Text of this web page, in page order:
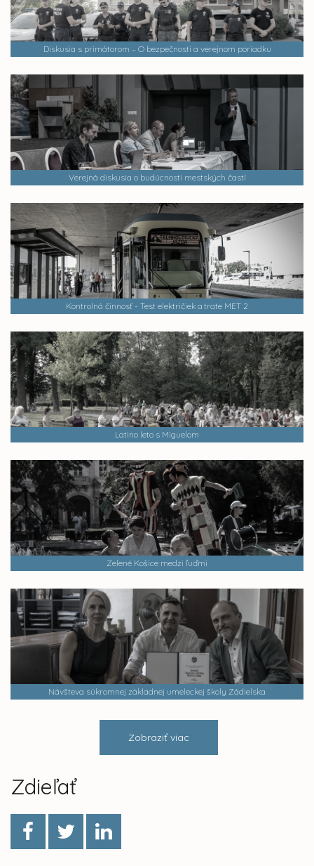
Diskusia s primátorom – O bezpečnosti a verejnom poriadku
Verejná diskusia o budúcnosti mestských častí
Kontrolná činnosť - Test električiek a trate MET 2
Latino leto s Miguelom
Zelené Košice medzi ľuďmi
Návšteva súkromnej základnej umeleckej školy Zádielska
Zobraziť viac
Zdieľať